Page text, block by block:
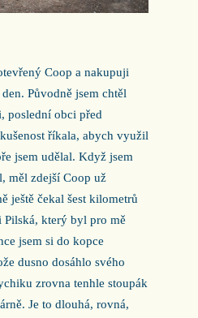
Coop a nakupuji
Původně jsem chtěl
poslední obci před
říkala, abych využil
jsem udělal. Když jsem
měl zdejší Coop už
ještě čekal šest kilometrů
který byl pro mě
jsem si do kopce
dusno dosáhlo svého
zrovna tenhle stoupák
Je to dlouhá, rovná,